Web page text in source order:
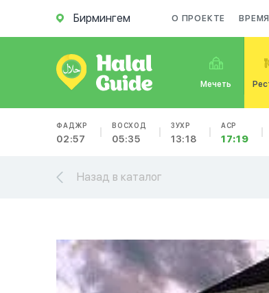
Бирмингем О ПРОЕКТЕ
Мечеть
ФАДЖР
02:57
ВОСХОД
05:35
ЗУХР
13:18
АСР
17:19
Назад в каталог